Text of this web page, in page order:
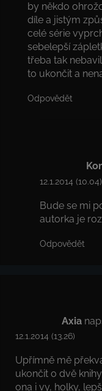
by někdo
díle a jistým
celé série
sebelepší
třeba tak
to ukončit a
Odpovědět
12.1.2014 (10.04)
Bude se mi
autorka je
Odpovědět
Axia
12.1.2014 (13.26)
Upřímně mě
ukončit o dvě
ona i vy, holky,